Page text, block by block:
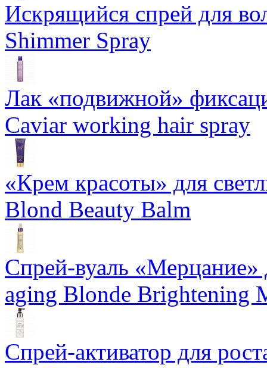
Искрящийся спрей для
Shimmer Spray
Лак «подвижной»
Caviar working hair spray
«Крем красоты» для
Blond Beauty Balm
Спрей-вуаль «Мерцание»
aging Blonde Brightening
Спрей-активатор для